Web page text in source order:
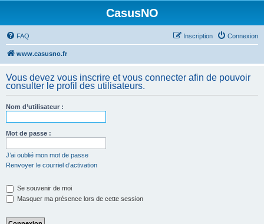
CasusNO
FAQ Connexion
Inscription
www.casusno.fr
Vous devez vous inscrire et vous connecter afin de pouvoir
consulter le profil des utilisateurs.
Nom d’utilisateur :
Mot de passe :
J’ai oublié mon mot de passe
Renvoyer le courriel d’activation
Se souvenir de moi
Masquer ma présence lors de cette session